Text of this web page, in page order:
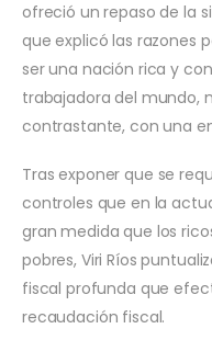
ofreció un repaso de la
que explicó las razones
ser una nación rica y
trabajadora del mundo,
contrastante, con una
Tras exponer que se
controles que en la
gran medida que los
pobres, Viri Ríos
fiscal profunda que
recaudación fiscal.